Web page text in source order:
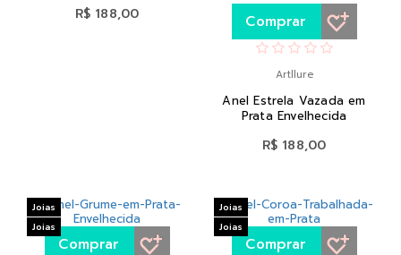
R$ 188,00 Comprar
Artllure
Anel Estrela Vazada em
Prata Envelhecida
R$ 188,00
Comprar
Joias
Joias
Comprar
Joias
Joias